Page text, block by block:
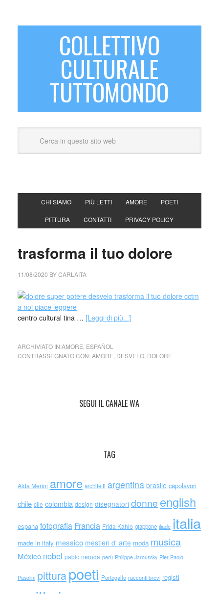
COLLETTIVO
CULTURALE
TUTTOMONDO
CHI SIAMO PIÙ LETTI AMORE POETI
PITTURA CONTATTI PRIVACY POLICY
trasforma il tuo dolore
11/08/2020 BYCARLAITA
centro cultural tina … [Leggi di più...]
ARCHIVIATO IN:AMORE ESPAÑOL
CONTRASSEGNATO CON:AMORE DESVELO, DOLORE
SEGUI IL CANALE WA
TAG
Alda Merini amore architetti argentina brasile capolavori
chile cile colombia design disegnatori donne english
espana fotografia Francia Frida Kahlo giappone iliade italia
made in italy messico mestieri d' arte moda musica
México nobel pablo neruda perù Philippe Jaroussky Pier Paolo
Pasolini pitturapoeti Portogallo racconti brevi registi